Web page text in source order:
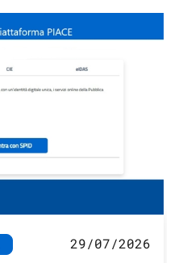
29/07/2026